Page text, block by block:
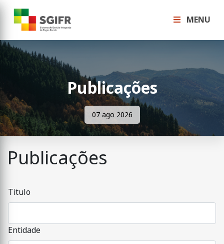
MENU
Publicações
07 ago 2026
Publicações
Titulo
Entidade